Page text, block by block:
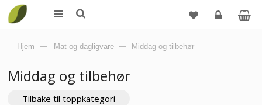
Hjem — Mat og dagligvare — Middag og tilbehør
Middag og tilbehør
Tilbake til toppkategori